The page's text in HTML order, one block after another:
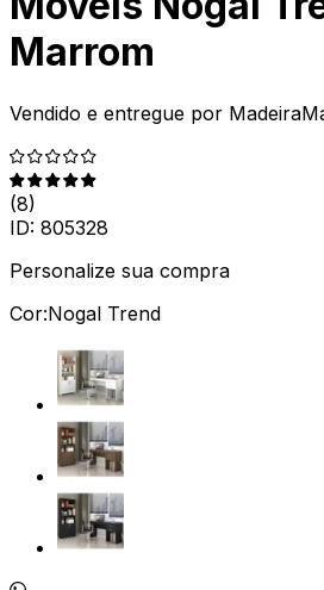
Marrom
Vendido e entregue por
(8)
ID: 805328
Personalize sua compra
Cor:Nogal Trend